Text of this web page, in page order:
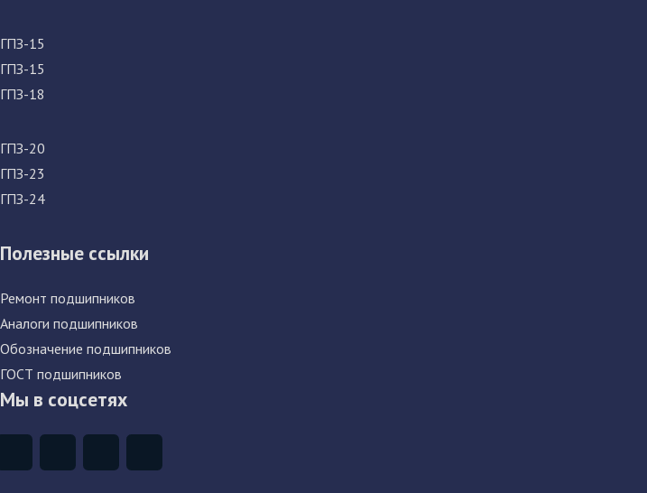
ГПЗ-15
ГПЗ-15
ГПЗ-18
ГПЗ-20
ГПЗ-23
ГПЗ-24
Полезные ссылки
Ремонт подшипников
Аналоги подшипников
Обозначение подшипников
ГОСТ подшипников
Мы в соцсетях